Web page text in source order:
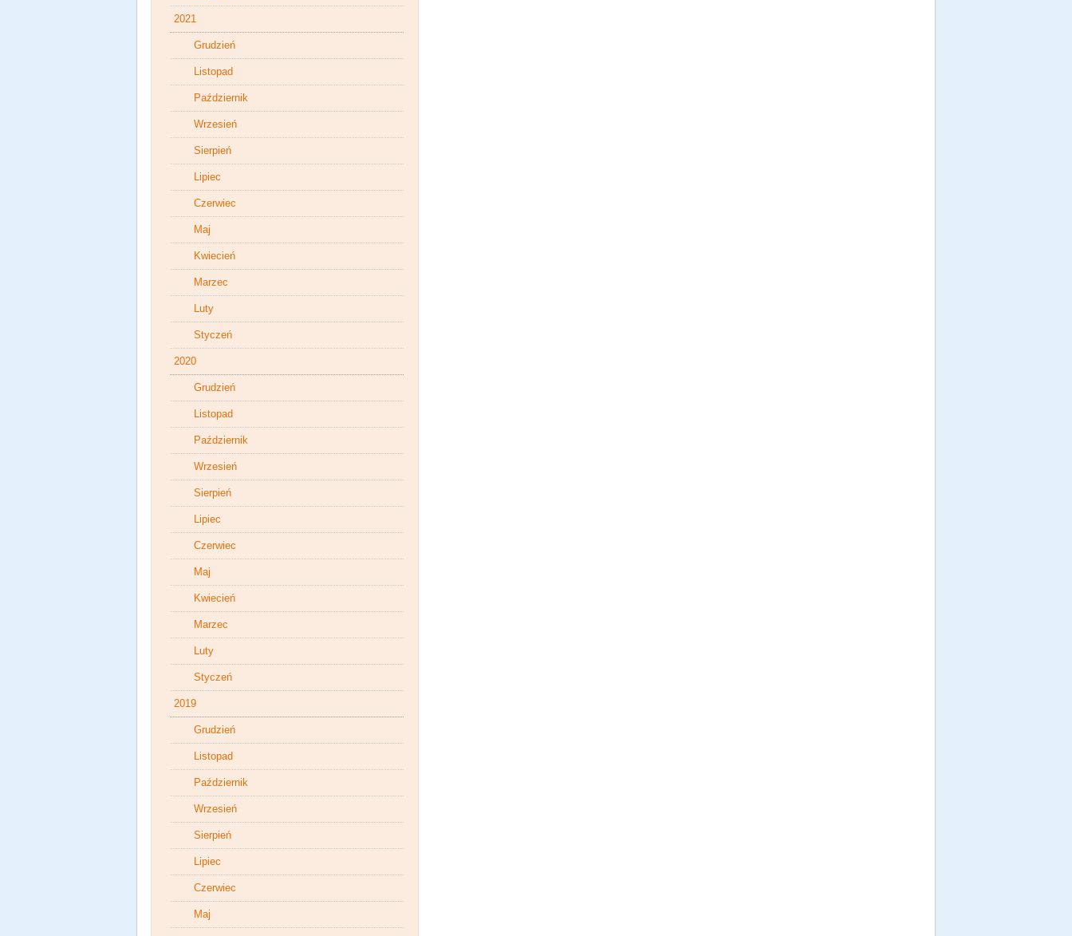
2021
Grudzień
Listopad
Październik
Wrzesień
Sierpień
Lipiec
Czerwiec
Maj
Kwiecień
Marzec
Luty
Styczeń
2020
Grudzień
Listopad
Październik
Wrzesień
Sierpień
Lipiec
Czerwiec
Maj
Kwiecień
Marzec
Luty
Styczeń
2019
Grudzień
Listopad
Październik
Wrzesień
Sierpień
Lipiec
Czerwiec
Maj